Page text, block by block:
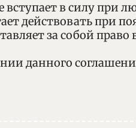
вступает в силу при
действовать при
за собой
данного